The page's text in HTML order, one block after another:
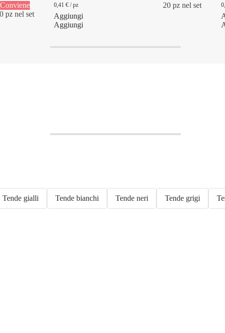
Conviene
pz nel set
0,41 € / pz
Aggiungi
Aggiungi
20 pz nel set
Tende gialli Tende bianchi Tende neri Tende grigi